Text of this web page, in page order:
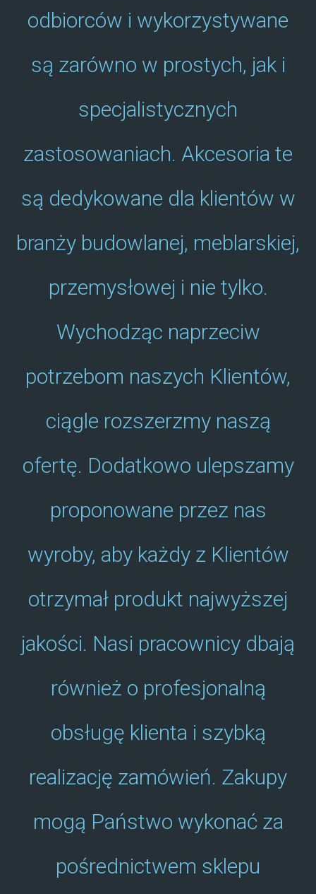
odbiorców i wykorzystywane
są zarówno w prostych, jak i
specjalistycznych
zastosowaniach. Akcesoria te
są dedykowane dla klientów w
branży budowlanej, meblarskiej,
przemysłowej i nie tylko.
Wychodząc naprzeciw
potrzebom naszych Klientów,
ciągle rozszerzmy naszą
ofertę. Dodatkowo ulepszamy
proponowane przez nas
wyroby, aby każdy z Klientów
otrzymał produkt najwyższej
jakości. Nasi pracownicy dbają
również o profesjonalną
obsługę klienta i szybką
realizację zamówień. Zakupy
mogą Państwo wykonać za
pośrednictwem sklepu